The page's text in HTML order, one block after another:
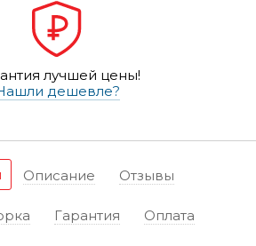
лучшей цены!
дешевле?
Описание Отзывы
Гарантия Оплата